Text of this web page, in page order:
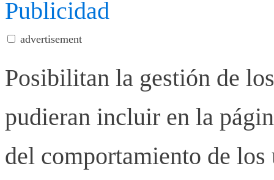
Publicidad
advertisement
Posibilitan la gestión de
pudieran incluir en la
del comportamiento de los